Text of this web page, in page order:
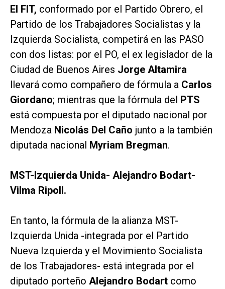
El FIT, conformado por el Partido Obrero, el
Partido de los Trabajadores Socialistas y la
Izquierda Socialista, competirá en las PASO
con dos listas: por el PO, el ex legislador de la
Ciudad de Buenos Aires Jorge Altamira
llevará como compañero de fórmula a Carlos
Giordano; mientras que la fórmula del PTS
está compuesta por el diputado nacional por
Mendoza Nicolás Del Caño junto a la también
diputada nacional Myriam Bregman.
MST-Izquierda Unida- Alejandro Bodart-
Vilma Ripoll.
En tanto, la fórmula de la alianza MST-
Izquierda Unida -integrada por el Partido
Nueva Izquierda y el Movimiento Socialista
de los Trabajadores- está integrada por el
diputado porteño Alejandro Bodart como